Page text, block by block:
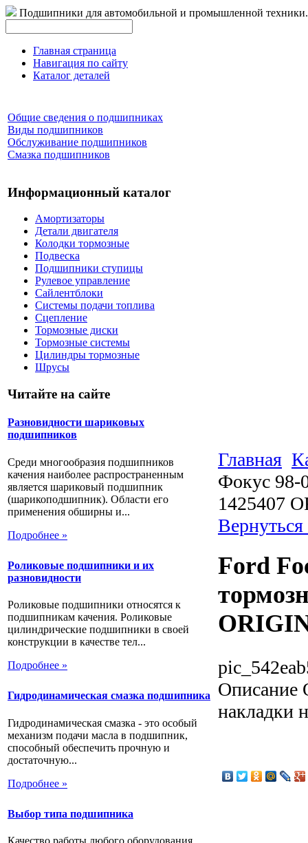
Подшипники для автомобильной и промышленной техники.
Главная страница
Навигация по сайту
Каталог деталей
Общие сведения о подшипниках
Виды подшипников
Обслуживание подшипников
Смазка подшипников
Информационный каталог
Амортизаторы
Детали двигателя
Колодки тормозные
Подвеска
Подшипники ступицы
Рулевое управление
Сайлентблоки
Системы подачи топлива
Сцепление
Тормозные диски
Тормозные системы
Цилиндры тормозные
Шрусы
Читайте на сайте
Разновидности шариковых
подшипников
Среди многообразия подшипников
качения наиболее распространенным
является шариковый подшипник
(шарикоподшипник). Области его
применения обширны и...
Подробнее »
Роликовые подшипники и их
разновидности
Роликовые подшипники относятся к
подшипникам качения. Роликовые
цилиндрические подшипники в своей
конструкции в качестве тел...
Подробнее »
Гидродинамическая смазка подшипника
Гидродинамическая смазка - это особый
механизм подачи масла в подшипник,
способный обеспечить прочную и
достаточную...
Подробнее »
Выбор типа подшипника
Главная
Фокус 98-
1425407
Ford
Описание
накладки